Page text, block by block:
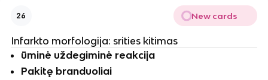
26 New cards
Infarkto morfologija: srities kitimas
ūminė uždegiminė reakcija
Pakitę branduoliai